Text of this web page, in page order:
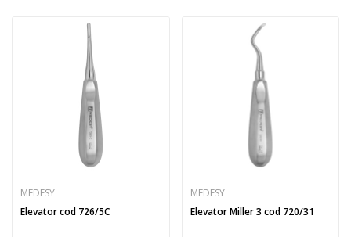
MEDESY
Elevator cod 726/5C
MEDESY
Elevator Miller 3 cod 720/31